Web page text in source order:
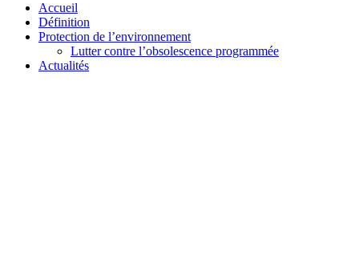
Accueil
Définition
Protection de l’environnement
Lutter contre l’obsolescence programmée
Actualités